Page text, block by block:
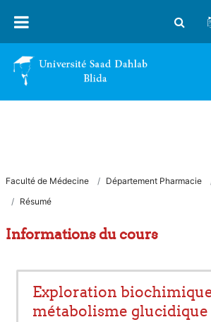
Faculté de Médecine Département Pharmacie
Résumé
Informations du cours
Exploration
métabolisme glucidique